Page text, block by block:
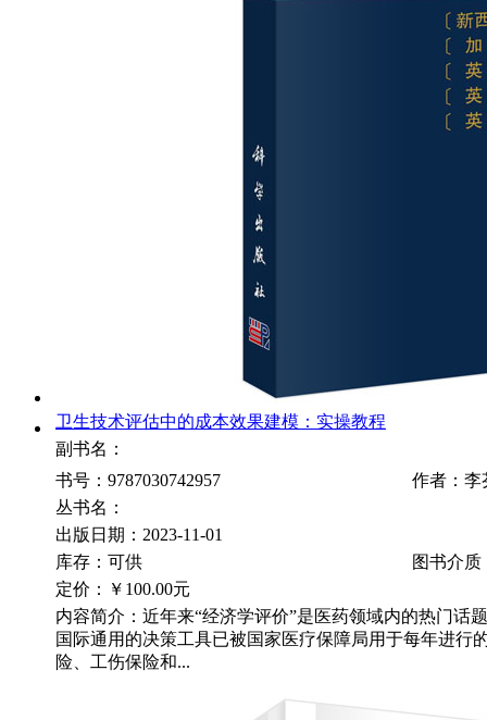
卫生技术评估中的成本效果建模：实操教程
副书名：
书号：9787030742957
作者：李
丛书名：
出版日期：2023-11-01
库存：可供
图书介质
定价：
￥100.00元
内容简介：近年来“经济学评价”是医药领域内的热门话
国际通用的决策工具已被国家医疗保障局用于每年进行
险、工伤保险和...